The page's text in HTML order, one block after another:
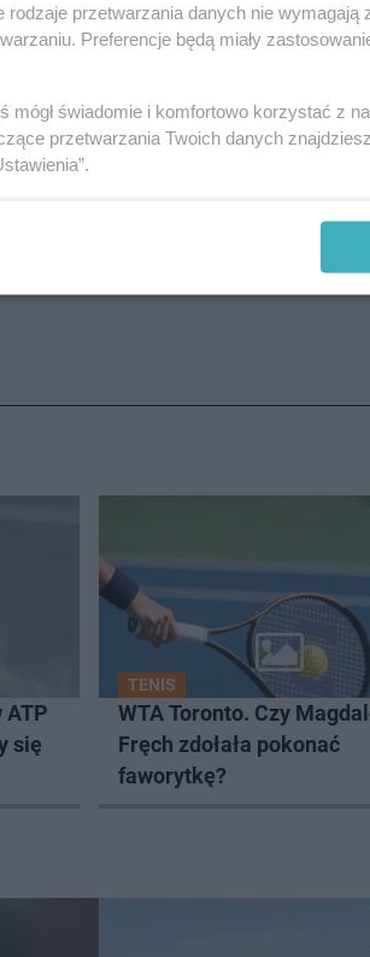
ATP
się
TENIS
WTA Toronto. Czy
Fręch zdołała pokonać
faworytkę?
rodzaje przetwarzania danych nie wymagają
Preferencje będą miały
mógł świadomie i komfortowo korzystać z
przetwarzania Twoich danych